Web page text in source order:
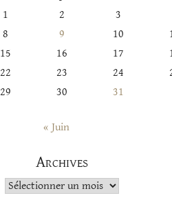
1
2
3
8 9 10
15 16 17
22 23 24
29 30 31
« Juin
Archives
Archives